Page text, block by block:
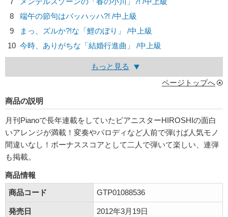
8
端午の節句はバッハッハ?! /中上級
9
まっ、ズルか?!な「鯉のぼり」 /中上級
10 今時、ありがちな「結婚行進曲」 /中上級
もっと見る
ページトップへ
商品の説明
月刊Pianoで長年連載をしていたピアニスターHIROSHIの面白
いアレンジが満載！変奏やパロディなど人前で弾けば人気モノ
間違いなし！ボーナススコアとして二人で弾いて楽しい、連弾
も掲載。
商品情報
商品コード
GTP01088536
発売日 2012年3月19日